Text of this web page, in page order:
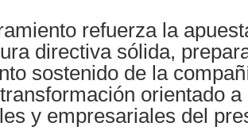
refuerza la
directiva sólida,
sostenido de la
orientado
y empresariales del